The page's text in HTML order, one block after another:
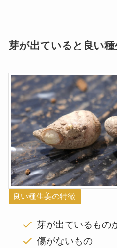
芽が出ていると良い種
良い種生姜の特徴
芽が出ているもの
傷がないもの